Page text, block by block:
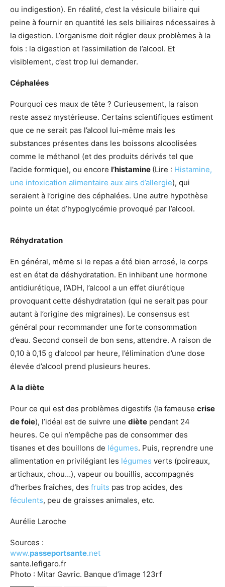
ou indigestion). En réalité, c’est la vésicule biliaire qui
peine à fournir en quantité les sels biliaires nécessaires à
la digestion. L’organisme doit régler deux problèmes à la
fois : la digestion et l’assimilation de l’alcool. Et
visiblement, c’est trop lui demander.
Céphalées
Pourquoi ces maux de tête ? Curieusement, la raison
reste assez mystérieuse. Certains scientifiques estiment
que ce ne serait pas l’alcool lui-même mais les
substances présentes dans les boissons alcoolisées
comme le méthanol (et des produits dérivés tel que
l’acide formique), ou encore l’histamine (Lire : Histamine,
une intoxication alimentaire aux airs d’allergie), qui
seraient à l’origine des céphalées. Une autre hypothèse
pointe un état d’hypoglycémie provoqué par l’alcool.
Réhydratation
En général, même si le repas a été bien arrosé, le corps
est en état de déshydratation. En inhibant une hormone
antidiurétique, l’ADH, l’alcool a un effet diurétique
provoquant cette déshydratation (qui ne serait pas pour
autant à l’origine des migraines). Le consensus est
général pour recommander une forte consommation
d’eau. Second conseil de bon sens, attendre. A raison de
0,10 à 0,15 g d’alcool par heure, l’élimination d’une dose
élevée d’alcool prend plusieurs heures.
A la diète
Pour ce qui est des problèmes digestifs (la fameuse crise
de foie), l’idéal est de suivre une diète pendant 24
heures. Ce qui n’empêche pas de consommer des
tisanes et des bouillons de légumes. Puis, reprendre une
alimentation en privilégiant les légumes verts (poireaux,
artichaux, chou…), vapeur ou bouillis, accompagnés
d’herbes fraîches, des fruits pas trop acides, des
féculents, peu de graisses animales, etc.
Aurélie Laroche
Sources :
www.passeportsante.net
sante.lefigaro.fr
Photo : Mitar Gavric. Banque d’image 123rf